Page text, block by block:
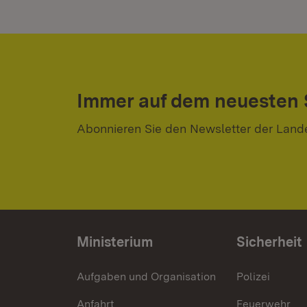
Immer auf dem neuesten
Abonnieren Sie den Newsletter der
Ministerium
Aufgaben und Organisation
Anfahrt
Sicherheit
Polizei
Feuerwehr